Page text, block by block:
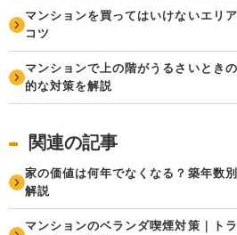
マンションを買ってはいけないエリ
コツ
マンションで上の階がうるさいとき
的な対策を解説
関連の記事
家の価値は何年でなくなる？築年数
解説
マンションのベランダ喫煙対策｜ト